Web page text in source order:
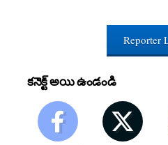
Reporter
కనెక్ట్ అయి ఉండండి